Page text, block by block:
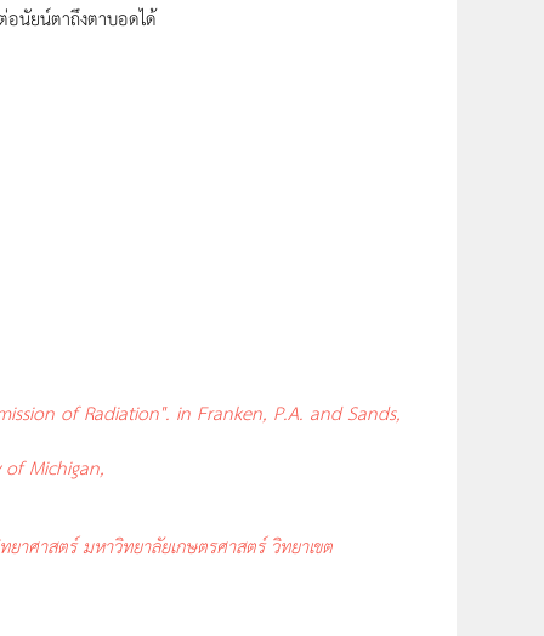
อนัยน์ตาถึงตาบอดได้
of Radiation". in Franken, P.A. and Sands,
Michigan,
าศาสตร์ มหาวิทยาลัยเกษตรศาสตร์ วิทยาเขต